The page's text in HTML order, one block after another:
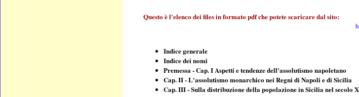
Questo è l'elenco dei files in formato pdf che potete scaricare dal sito:
Indice generale
Indice dei nomi
Premessa - Cap. I Aspetti e tendenze dell'assolutismo napoletano
Cap. II - L'assolutismo monarchico nei Regni di Napoli e di Sicilia
Cap. III - Sulla distribuzione della popolazione in Sicilia nel secolo